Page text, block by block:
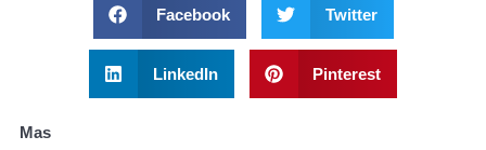
Facebook Twitter
LinkedIn Pinterest
Mas